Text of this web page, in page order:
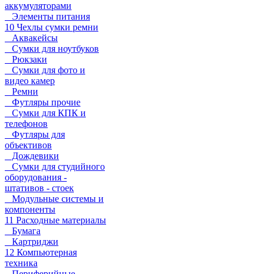
аккумуляторами
Элементы питания
10 Чехлы сумки ремни
Аквакейсы
Сумки для ноутбуков
Рюкзаки
Сумки для фото и
видео камер
Ремни
Футляры прочие
Сумки для КПК и
телефонов
Футляры для
объективов
Дождевики
Сумки для студийного
оборудования -
штативов - стоек
Модульные системы и
компоненты
11 Расходные материалы
Бумага
Картриджи
12 Компьютерная
техника